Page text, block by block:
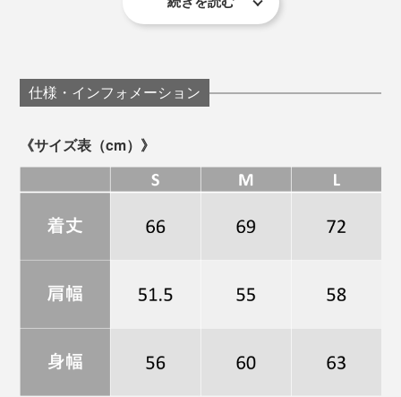
本品の裏地は、肌触りが心地いい、ふわっふわの起毛
大量生産されたそれとは比べものにならないほど、心地
ほど、着込むほど、やわらかく馴染みます。
1937〜1938 FALL & WINTER CATALOG
仕様・インフォメーション
《サイズ表（cm）》